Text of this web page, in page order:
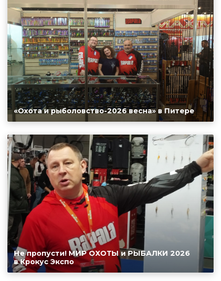
«Охота и рыболовство-2026 весна» в Питере
Не пропусти! МИР ОХОТЫ и РЫБАЛКИ 2026
в Крокус Экспо